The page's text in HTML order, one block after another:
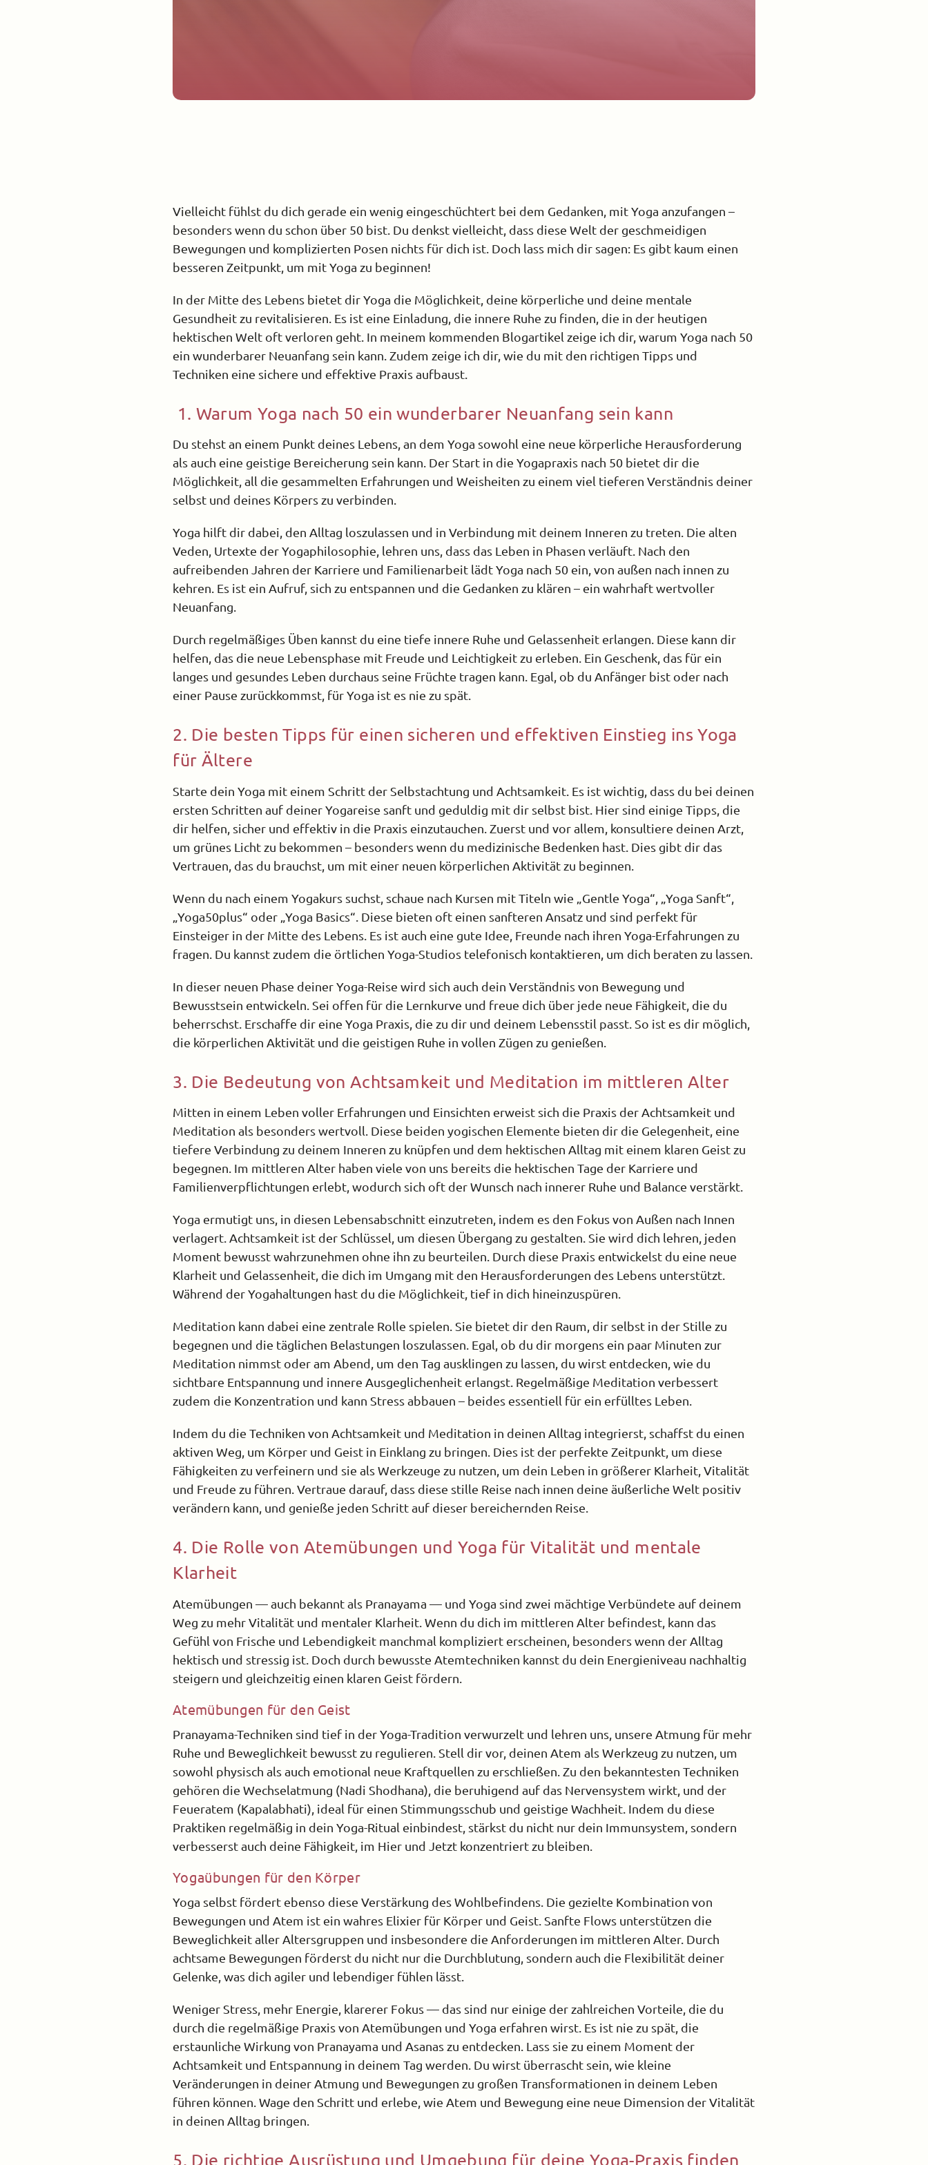
Vielleicht fühlst du dich gerade ein wenig eingeschüchtert bei dem Gedanken, mit Yoga anzufangen –
besonders wenn du schon über 50 bist. Du denkst vielleicht, dass diese Welt der geschmeidigen
Bewegungen und komplizierten Posen nichts für dich ist. Doch lass mich dir sagen: Es gibt kaum einen
besseren Zeitpunkt, um mit Yoga zu beginnen!
In der Mitte des Lebens bietet dir Yoga die Möglichkeit, deine körperliche und deine mentale
Gesundheit zu revitalisieren. Es ist eine Einladung, die innere Ruhe zu finden, die in der heutigen
hektischen Welt oft verloren geht. In meinem kommenden Blogartikel zeige ich dir, warum Yoga nach 50
ein wunderbarer Neuanfang sein kann. Zudem zeige ich dir, wie du mit den richtigen Tipps und
Techniken eine sichere und effektive Praxis aufbaust.
1. Warum Yoga nach 50 ein wunderbarer Neuanfang sein kann
Du stehst an einem Punkt deines Lebens, an dem Yoga sowohl eine neue körperliche Herausforderung
als auch eine geistige Bereicherung sein kann. Der Start in die Yogapraxis nach 50 bietet dir die
Möglichkeit, all die gesammelten Erfahrungen und Weisheiten zu einem viel tieferen Verständnis deiner
selbst und deines Körpers zu verbinden.
Yoga hilft dir dabei, den Alltag loszulassen und in Verbindung mit deinem Inneren zu treten. Die alten
Veden, Urtexte der Yogaphilosophie, lehren uns, dass das Leben in Phasen verläuft. Nach den
aufreibenden Jahren der Karriere und Familienarbeit lädt Yoga nach 50 ein, von außen nach innen zu
kehren. Es ist ein Aufruf, sich zu entspannen und die Gedanken zu klären – ein wahrhaft wertvoller
Neuanfang.
Durch regelmäßiges Üben kannst du eine tiefe innere Ruhe und Gelassenheit erlangen. Diese kann dir
helfen, das die neue Lebensphase mit Freude und Leichtigkeit zu erleben. Ein Geschenk, das für ein
langes und gesundes Leben durchaus seine Früchte tragen kann. Egal, ob du Anfänger bist oder nach
einer Pause zurückkommst, für Yoga ist es nie zu spät.
2. Die besten Tipps für einen sicheren und effektiven Einstieg ins Yoga
für Ältere
Starte dein Yoga mit einem Schritt der Selbstachtung und Achtsamkeit. Es ist wichtig, dass du bei deinen
ersten Schritten auf deiner Yogareise sanft und geduldig mit dir selbst bist. Hier sind einige Tipps, die
dir helfen, sicher und effektiv in die Praxis einzutauchen. Zuerst und vor allem, konsultiere deinen Arzt,
um grünes Licht zu bekommen – besonders wenn du medizinische Bedenken hast. Dies gibt dir das
Vertrauen, das du brauchst, um mit einer neuen körperlichen Aktivität zu beginnen.
Wenn du nach einem Yogakurs suchst, schaue nach Kursen mit Titeln wie „Gentle Yoga“, „Yoga Sanft“,
„Yoga50plus“ oder „Yoga Basics“. Diese bieten oft einen sanfteren Ansatz und sind perfekt für
Einsteiger in der Mitte des Lebens. Es ist auch eine gute Idee, Freunde nach ihren Yoga-Erfahrungen zu
fragen. Du kannst zudem die örtlichen Yoga-Studios telefonisch kontaktieren, um dich beraten zu lassen.
In dieser neuen Phase deiner Yoga-Reise wird sich auch dein Verständnis von Bewegung und
Bewusstsein entwickeln. Sei offen für die Lernkurve und freue dich über jede neue Fähigkeit, die du
beherrschst. Erschaffe dir eine Yoga Praxis, die zu dir und deinem Lebensstil passt. So ist es dir möglich,
die körperlichen Aktivität und die geistigen Ruhe in vollen Zügen zu genießen.
3. Die Bedeutung von Achtsamkeit und Meditation im mittleren Alter
Mitten in einem Leben voller Erfahrungen und Einsichten erweist sich die Praxis der Achtsamkeit und
Meditation als besonders wertvoll. Diese beiden yogischen Elemente bieten dir die Gelegenheit, eine
tiefere Verbindung zu deinem Inneren zu knüpfen und dem hektischen Alltag mit einem klaren Geist zu
begegnen. Im mittleren Alter haben viele von uns bereits die hektischen Tage der Karriere und
Familienverpflichtungen erlebt, wodurch sich oft der Wunsch nach innerer Ruhe und Balance verstärkt.
Yoga ermutigt uns, in diesen Lebensabschnitt einzutreten, indem es den Fokus von Außen nach Innen
verlagert. Achtsamkeit ist der Schlüssel, um diesen Übergang zu gestalten. Sie wird dich lehren, jeden
Moment bewusst wahrzunehmen ohne ihn zu beurteilen. Durch diese Praxis entwickelst du eine neue
Klarheit und Gelassenheit, die dich im Umgang mit den Herausforderungen des Lebens unterstützt.
Während der Yogahaltungen hast du die Möglichkeit, tief in dich hineinzuspüren.
Meditation kann dabei eine zentrale Rolle spielen. Sie bietet dir den Raum, dir selbst in der Stille zu
begegnen und die täglichen Belastungen loszulassen. Egal, ob du dir morgens ein paar Minuten zur
Meditation nimmst oder am Abend, um den Tag ausklingen zu lassen, du wirst entdecken, wie du
sichtbare Entspannung und innere Ausgeglichenheit erlangst. Regelmäßige Meditation verbessert
zudem die Konzentration und kann Stress abbauen – beides essentiell für ein erfülltes Leben.
Indem du die Techniken von Achtsamkeit und Meditation in deinen Alltag integrierst, schaffst du einen
aktiven Weg, um Körper und Geist in Einklang zu bringen. Dies ist der perfekte Zeitpunkt, um diese
Fähigkeiten zu verfeinern und sie als Werkzeuge zu nutzen, um dein Leben in größerer Klarheit, Vitalität
und Freude zu führen. Vertraue darauf, dass diese stille Reise nach innen deine äußerliche Welt positiv
verändern kann, und genieße jeden Schritt auf dieser bereichernden Reise.
4. Die Rolle von Atemübungen und Yoga für Vitalität und mentale
Klarheit
Atemübungen — auch bekannt als Pranayama — und Yoga sind zwei mächtige Verbündete auf deinem
Weg zu mehr Vitalität und mentaler Klarheit. Wenn du dich im mittleren Alter befindest, kann das
Gefühl von Frische und Lebendigkeit manchmal kompliziert erscheinen, besonders wenn der Alltag
hektisch und stressig ist. Doch durch bewusste Atemtechniken kannst du dein Energieniveau nachhaltig
steigern und gleichzeitig einen klaren Geist fördern.
Atemübungen für den Geist
Pranayama-Techniken sind tief in der Yoga-Tradition verwurzelt und lehren uns, unsere Atmung für mehr
Ruhe und Beweglichkeit bewusst zu regulieren. Stell dir vor, deinen Atem als Werkzeug zu nutzen, um
sowohl physisch als auch emotional neue Kraftquellen zu erschließen. Zu den bekanntesten Techniken
gehören die Wechselatmung (Nadi Shodhana), die beruhigend auf das Nervensystem wirkt, und der
Feueratem (Kapalabhati), ideal für einen Stimmungsschub und geistige Wachheit. Indem du diese
Praktiken regelmäßig in dein Yoga-Ritual einbindest, stärkst du nicht nur dein Immunsystem, sondern
verbesserst auch deine Fähigkeit, im Hier und Jetzt konzentriert zu bleiben.
Yogaübungen für den Körper
Yoga selbst fördert ebenso diese Verstärkung des Wohlbefindens. Die gezielte Kombination von
Bewegungen und Atem ist ein wahres Elixier für Körper und Geist. Sanfte Flows unterstützen die
Beweglichkeit aller Altersgruppen und insbesondere die Anforderungen im mittleren Alter. Durch
achtsame Bewegungen förderst du nicht nur die Durchblutung, sondern auch die Flexibilität deiner
Gelenke, was dich agiler und lebendiger fühlen lässt.
Weniger Stress, mehr Energie, klarerer Fokus — das sind nur einige der zahlreichen Vorteile, die du
durch die regelmäßige Praxis von Atemübungen und Yoga erfahren wirst. Es ist nie zu spät, die
erstaunliche Wirkung von Pranayama und Asanas zu entdecken. Lass sie zu einem Moment der
Achtsamkeit und Entspannung in deinem Tag werden. Du wirst überrascht sein, wie kleine
Veränderungen in deiner Atmung und Bewegungen zu großen Transformationen in deinem Leben
führen können. Wage den Schritt und erlebe, wie Atem und Bewegung eine neue Dimension der Vitalität
in deinen Alltag bringen.
5. Die richtige Ausrüstung und Umgebung für deine Yoga-Praxis finden